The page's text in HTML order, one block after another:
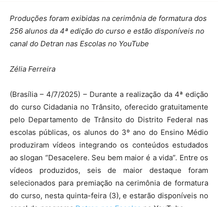
Produções foram exibidas na cerimônia de formatura dos
256 alunos da 4ª edição do curso e estão disponíveis no
canal do Detran nas Escolas no YouTube
Zélia Ferreira
(Brasília – 4/7/2025) – Durante a realização da 4ª edição
do curso Cidadania no Trânsito, oferecido gratuitamente
pelo Departamento de Trânsito do Distrito Federal nas
escolas públicas, os alunos do 3º ano do Ensino Médio
produziram vídeos integrando os conteúdos estudados
ao slogan “Desacelere. Seu bem maior é a vida”. Entre os
vídeos produzidos, seis de maior destaque foram
selecionados para premiação na cerimônia de formatura
do curso, nesta quinta-feira (3), e estarão disponíveis no